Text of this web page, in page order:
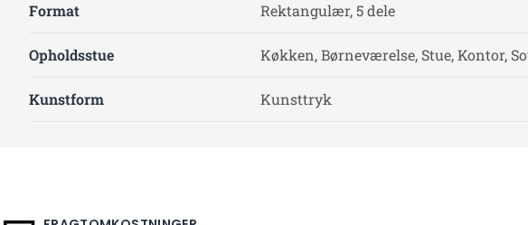
Format Rektangulær, 5 dele
Opholdsstue Køkken, Børneværelse, Stue, Kontor,
Kunstform Kunsttryk